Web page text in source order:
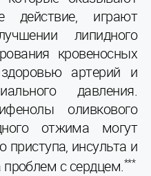
действие, играют
липидного
кровеносных
здоровью артерий и
давления.
оливкового
отжима могут
приступа, инсульта и
с сердцем.***